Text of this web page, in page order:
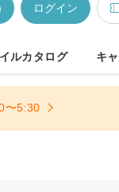
ログイン
ルカタログ キ
〜5:30